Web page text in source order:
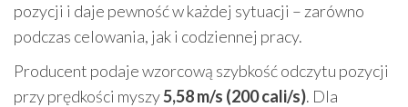
pozycji i daje pewność w każdej sytuacji – zarówno
podczas celowania, jak i codziennej pracy.
Producent podaje wzorcową szybkość odczytu pozycji
przy prędkości myszy5,58 m/s (200 cali/s). Dla